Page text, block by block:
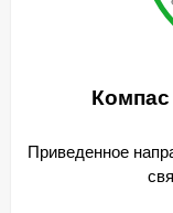
Приведенное